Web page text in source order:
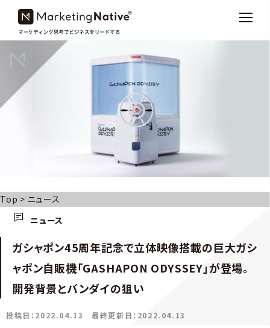
Top > ニュース
ニュース
ガシャポン45周年記念で立体映像搭載の巨大ガシ
ャポン自販機「GASHAPON ODYSSEY」が登場。
開発背景とバンダイの狙い
投稿日：2022.04.13 最終更新日：2022.04.13